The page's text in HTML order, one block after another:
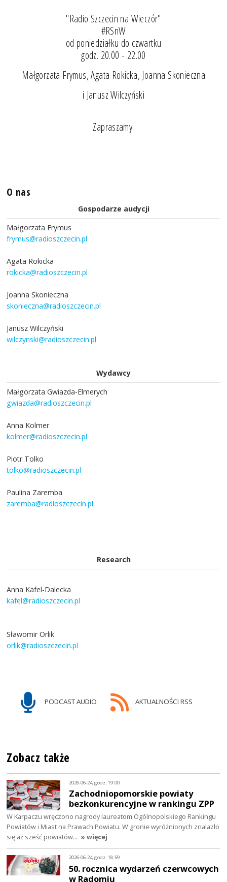
"Radio Szczecin na Wieczór"
#RSnW
od poniedziałku do czwartku
godz. 20.00 - 22.00
Małgorzata Frymus, Agata Rokicka, Joanna Skonieczna
i Janusz Wilczyński
Zapraszamy!
O nas
Gospodarze audycji
Małgorzata Frymus
frymus@radioszczecin.pl
Agata Rokicka
rokicka@radioszczecin.pl
Joanna Skonieczna
skonieczna@radioszczecin.pl
Janusz Wilczyński
wilczynski@radioszczecin.pl
Wydawcy
Małgorzata Gwiazda-Elmerych
gwiazda@radioszczecin.pl
Anna Kolmer
kolmer@radioszczecin.pl
Piotr Tolko
tolko@radioszczecin.pl
Paulina Zaremba
zaremba@radioszczecin.pl
Research
Anna Kafel-Dalecka
kafel@radioszczecin.pl
Sławomir Orlik
orlik@radioszczecin.pl
PODCAST AUDIO AKTUALNOŚCI RSS
Zobacz także
2026-06-24, godz. 19:00
Zachodniopomorskie powiaty
bezkonkurencyjne w rankingu ZPP
W Karpaczu wręczono nagrody laureatom Ogólnopolskiego Rankingu
Powiatów i Miast na Prawach Powiatu. W gronie wyróżnionych znalazło
się aż sześć powiatów… » więcej
2026-06-24, godz. 18:59
50. rocznica wydarzeń czerwcowych
w Radomiu